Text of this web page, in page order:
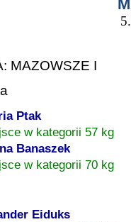
MAZOWSZE I
Ptak
w kategorii 57 kg
Banaszek
w kategorii 70 kg
Eiduks